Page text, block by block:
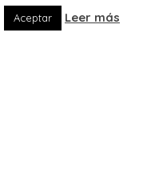
Aceptar Leer más